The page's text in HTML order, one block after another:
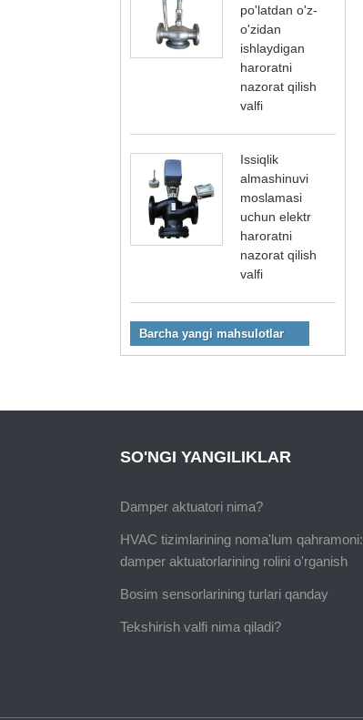
po'latdan o'z-
o'zidan
ishlaydigan
haroratni
nazorat qilish
valfi
Issiqlik
almashinuvi
moslamasi
uchun elektr
haroratni
nazorat qilish
valfi
Barcha yangi mahsulotlar
SO'NGI YANGILIKLAR
Damper aktuatori nima?
HVAC tizimlarining noma'lum qahramoni:
damper aktuatorlarining rolini o'rganish
Bosim sensorlarining turlari qanday
Tekshirish valfi nima qiladi?